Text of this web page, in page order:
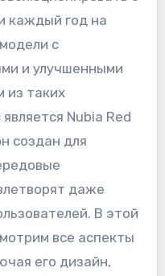
каждый год на
с
и улучшенными
из таких
Nubia Red
создан для
даже
В этой
все аспекты
его дизайн,